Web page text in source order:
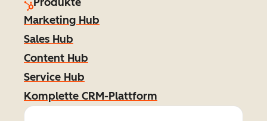
Marketing Hub
Sales Hub
Content Hub
Service Hub
Komplette CRM-Plattform